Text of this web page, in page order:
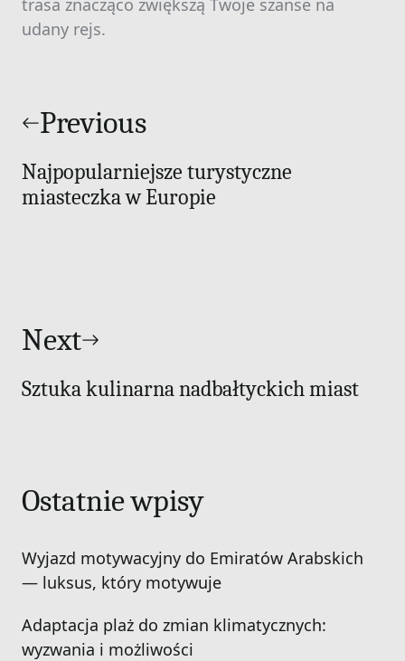
trasa znacząco zwiększą Twoje szanse na
udany rejs.
wpisu
Previous
Najpopularniejsze turystyczne
miasteczka w Europie
Next
Sztuka kulinarna nadbałtyckich miast
Ostatnie wpisy
Wyjazd motywacyjny do Emiratów Arabskich
— luksus, który motywuje
Adaptacja plaż do zmian klimatycznych:
wyzwania i możliwości